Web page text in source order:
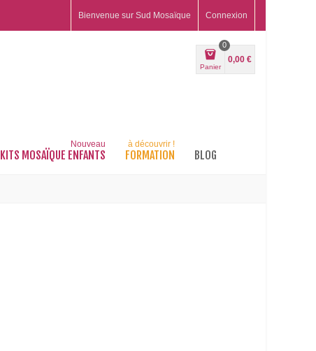
Bienvenue sur Sud Mosaïque Connexion
Panier
0
0,00 €
KITS MOSAÏQUE ENFANTS
Nouveau
FORMATION
à découvrir !
BLOG